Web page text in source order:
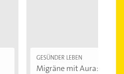
GESÜNDER LEBEN
Migräne mit Aura: